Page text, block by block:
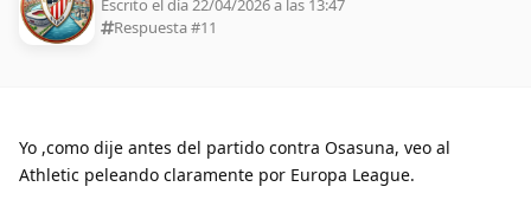
Escrito el día 22/04/2026 a las 13:47
Respuesta #11
Yo ,como dije antes del partido contra Osasuna, veo al
Athletic peleando claramente por Europa League.